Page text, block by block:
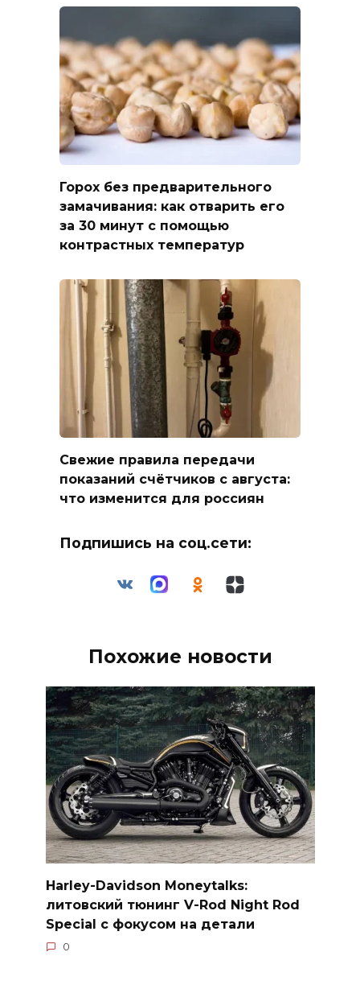
Горох без предварительного
замачивания: как отварить его
за 30 минут с помощью
контрастных температур
Свежие правила передачи
показаний счётчиков с августа:
что изменится для россиян
Подпишись на соц.сети:
Похожие новости
Harley-Davidson Moneytalks:
литовский тюнинг V-Rod Night Rod
Special с фокусом на детали
0